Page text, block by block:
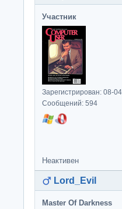
Участник
Зарегистрирован: 08-
Сообщений: 594
Неактивен
Lord_Evil
Master Of Darkness